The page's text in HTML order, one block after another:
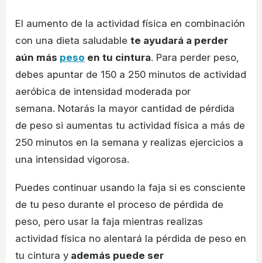
El aumento de la actividad física en combinación
con una dieta saludable te ayudará a perder
aún más peso en tu cintura. Para perder peso,
debes apuntar de 150 a 250 minutos de actividad
aeróbica de intensidad moderada por
semana. Notarás la mayor cantidad de pérdida
de peso si aumentas tu actividad física a más de
250 minutos en la semana y realizas ejercicios a
una intensidad vigorosa.
Puedes continuar usando la faja si es consciente
de tu peso durante el proceso de pérdida de
peso, pero usar la faja mientras realizas
actividad física no alentará la pérdida de peso en
tu cintura y además puede ser